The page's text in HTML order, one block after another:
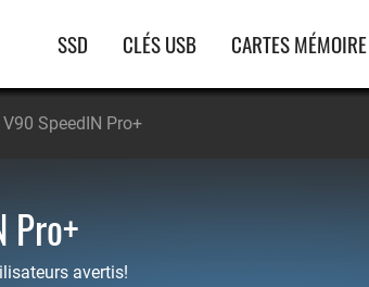
Navigation
principale
SSD CLÉS USB CARTES MÉMOIRE
V90 SpeedIN Pro+
Pro+
avertis!